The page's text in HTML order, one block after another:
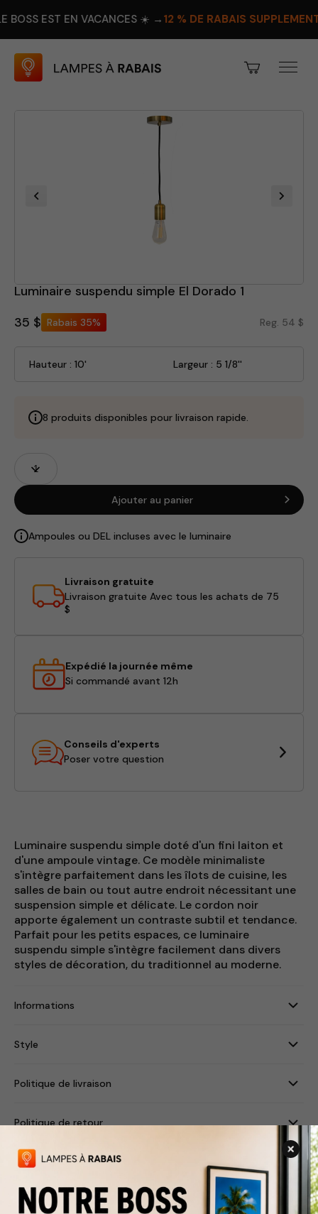
EN VACANCES ☀️ →12 % DE RABAIS SUPPLÉMENTAIRE
Luminaire suspendu simple El Dorado 1
35 $ Rabais 35% Reg. 54 $
Hauteur : 10' Largeur : 5 1/8''
8 produits disponibles pour livraison rapide.
produits
Ajouter au panier
Ampoules ou DEL incluses avec le luminaire
Livraison gratuite
Livraison gratuite Avec tous les achats de 75
$
Expédié la journée même
Si commandé avant 12h
Conseils d'experts
Poser votre question
Luminaire suspendu simple doté d'un fini laiton et
d'une ampoule vintage. Ce modèle minimaliste
s'intègre parfaitement dans les îlots de cuisine, les
salles de bain ou tout autre endroit nécessitant une
suspension simple et délicate. Le cordon noir
apporte également un contraste subtil et tendance.
Parfait pour les petits espaces, ce luminaire
suspendu simple s'intègre facilement dans divers
styles de décoration, du traditionnel au moderne.
Informations
Style
Politique de livraison
Politique de retour
Produits associés